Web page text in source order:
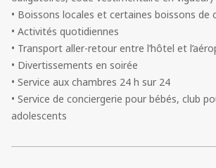
• Boissons locales et certaines boissons de
• Activités quotidiennes
• Transport aller-retour entre l’hôtel et
• Divertissements en soirée
• Service aux chambres 24 h sur 24
• Service de conciergerie pour bébés, club
adolescents